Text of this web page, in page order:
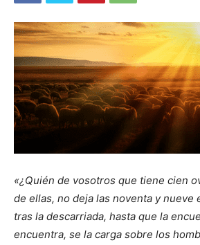
«¿Quién de vosotros que tiene cien
de ellas, no deja las noventa y nueve
tras la descarriada, hasta que la
encuentra, se la carga sobre los